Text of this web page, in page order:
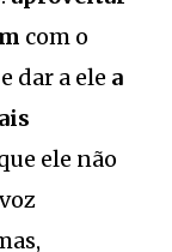
com o
dar a ele a
ele não